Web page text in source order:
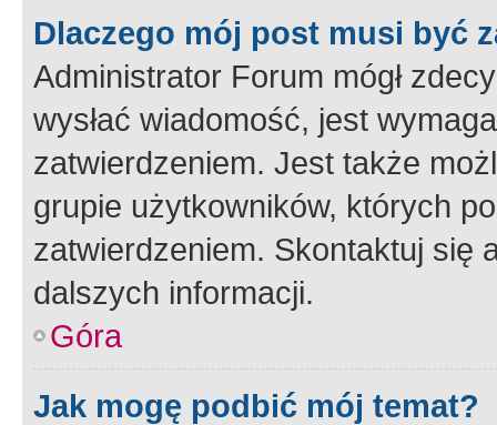
Dlaczego mój post musi być
Administrator Forum mógł
wysłać wiadomość, jest
zatwierdzeniem. Jest także
grupie użytkowników, których
zatwierdzeniem. Skontaktuj się
dalszych informacji.
Góra
Jak mogę podbić mój temat?